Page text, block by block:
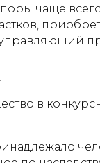
чаще
в